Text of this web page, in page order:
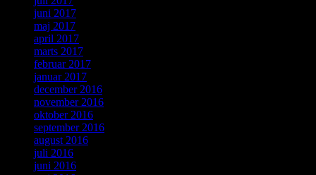
juni 2017
maj 2017
april 2017
marts 2017
februar 2017
januar 2017
december 2016
november 2016
oktober 2016
september 2016
august 2016
juli 2016
juni 2016